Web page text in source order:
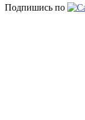
Подпишись по